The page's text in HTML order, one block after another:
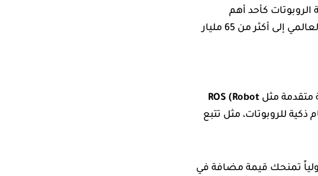
الروبوتات كأحد أهم
المؤشرات على مستقبل التكنولوجيا. بحسب تقرير من شركة IDC، من المتوقع أن يصل حجم سوق الروبوتات العالمي إلى أكثر من 65 مليار
متقدمة مثل ROS (Robot
للروبوتات، مثل تتبع
تمنحك قيمة مضافة في